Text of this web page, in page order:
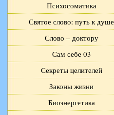
Психосоматика
Святое слово: путь к душе
Слово – доктору
Сам себе 03
Секреты целителей
Законы жизни
Биоэнергетика